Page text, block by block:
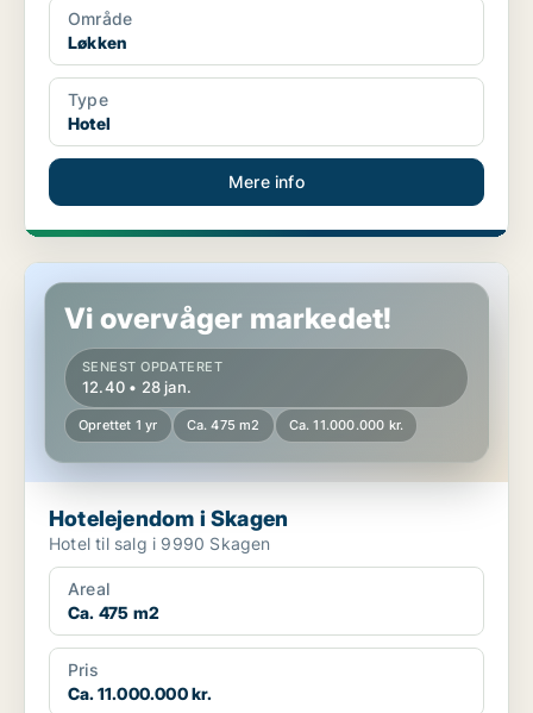
Område
Løkken
Type
Hotel
Mere info
Hotelejendom i Skagen
Vi overvåger markedet!
SENEST OPDATERET
12.40 • 28 jan.
Oprettet 1 yr Ca. 475 m2 Ca. 11.000.000 kr.
Hotelejendom i Skagen
Hotel til salg i 9990 Skagen
Areal
Ca. 475 m2
Pris
Ca. 11.000.000 kr.